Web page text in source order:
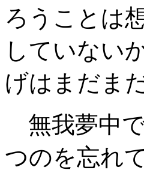
ろうことは
していない
げはまだま
無我夢中
つのを忘れ